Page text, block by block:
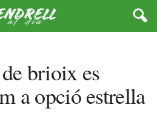
brioix es
a opció estrella